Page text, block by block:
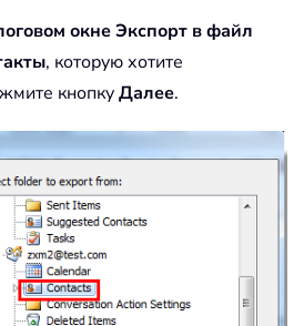
окне Экспорт в файл
, которую хотите
кнопкуДалее.